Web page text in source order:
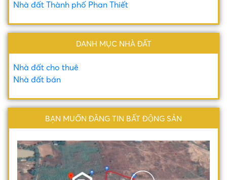
Nhà đất Thành phố Phan Thiết
DANH MỤC NHÀ ĐẤT
Nhà đất cho thuê
Nhà đất bán
BẠN MUỐN ĐĂNG TIN BẤT ĐỘNG SẢN